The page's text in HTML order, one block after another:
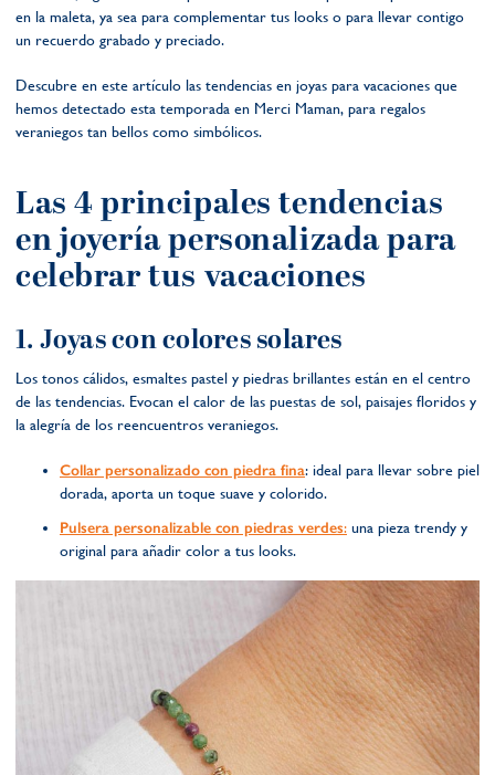
en la maleta, ya sea para complementar tus looks o para llevar contigo
un recuerdo grabado y preciado.
Descubre en este artículo las tendencias en joyas para vacaciones que
hemos detectado esta temporada en Merci Maman, para regalos
veraniegos tan bellos como simbólicos.
Las 4 principales tendencias
en joyería personalizada para
celebrar tus vacaciones
1. Joyas con colores solares
Los tonos cálidos, esmaltes pastel y piedras brillantes están en el centro
de las tendencias. Evocan el calor de las puestas de sol, paisajes floridos y
la alegría de los reencuentros veraniegos.
Collar personalizado con piedra fina: ideal para llevar sobre piel
dorada, aporta un toque suave y colorido.
Pulsera personalizable con piedras verdes: una pieza trendy y
original para añadir color a tus looks.